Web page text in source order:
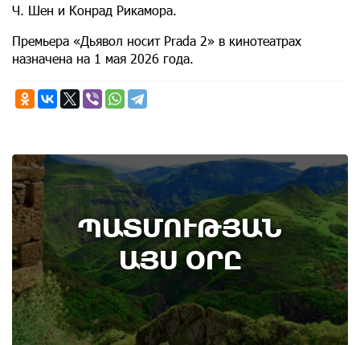
Ч. Шен и Конрад Рикамора.
Премьера «Дьявол носит Prada 2» в кинотеатрах
назначена на 1 мая 2026 года.
ՊԱՏՄՈՒԹՅԱՆ
ԱՅՍ ՕՐԸ
7th of August
Административный суд удовлетворил иск ААЦ
по делу монастыря Ованаванк